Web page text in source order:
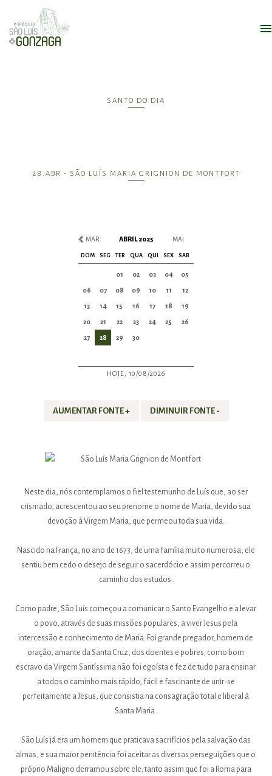
SANTO DO DIA
28.ABR - SÃO LUÍS MARIA GRIGNION DE MONTFORT
MAR ABRIL 2025 MAI
DOM SEG TER QUA QUI SEX SAB
01 02 03 04 05
06 07 08 09 10 11 12
13 14 15 16 17 18 19
20 21 22 23 24 25 26
27 28 29 30
HOJE, 10/08/2026
AUMENTAR FONTE + DIMINUIR FONTE -
Neste dia, nós contemplamos o fiel testemunho de Luís que, ao ser
crismado, acrescentou ao seu prenome o nome de Maria, devido sua
devoção à Virgem Maria, que permeou toda sua vida.
Nascido na França, no ano de 1673, de uma família muito numerosa, ele
sentiu bem cedo o desejo de seguir o sacerdócio e assim percorreu o
caminho dos estudos.
Como padre, São Luís começou a comunicar o Santo Evangelho e a levar
o povo, através de suas missões populares, a viver Jesus pela
intercessão e conhecimento de Maria. Foi grande pregador, homem de
oração, amante da Santa Cruz, dos doentes e pobres; como bom
escravo da Virgem Santíssima não foi egoísta e fez de tudo para ensinar
a todos o caminho mais rápido, fácil e fascinante de unir-se
perfeitamente a Jesus, que consistia na consagração total e liberal à
Santa Maria.
São Luís já era um homem que praticava sacrifícios pela salvação das
almas, e sua maior penitência foi aceitar as diversas perseguições que o
próprio Maligno derramou sobre ele; tanto assim que foi a Roma para